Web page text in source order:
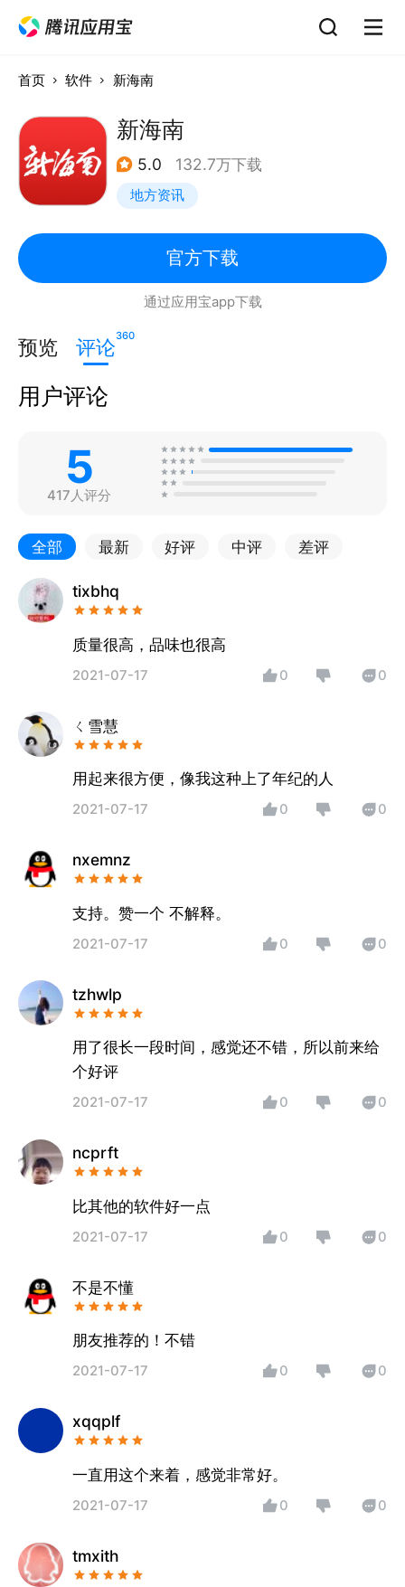
首页 软件 新海南
新海南
5.0 132.7万下载
地方资讯
官方下载
通过应用宝app下载
预览 评论360
用户评论
5
417人评分
全部 最新 好评 中评 差评
tixbhq
质量很高，品味也很高
2021-07-17 0 0
ㄑ雪慧
用起来很方便，像我这种上了年纪的人
2021-07-17 0 0
nxemnz
支持。赞一个 不解释。
2021-07-17 0 0
tzhwlp
用了很长一段时间，感觉还不错，所以前来给
个好评
2021-07-17 0 0
ncprft
比其他的软件好一点
2021-07-17 0 0
不是不懂
朋友推荐的！不错
2021-07-17 0 0
xqqplf
一直用这个来着，感觉非常好。
2021-07-17 0 0
tmxith